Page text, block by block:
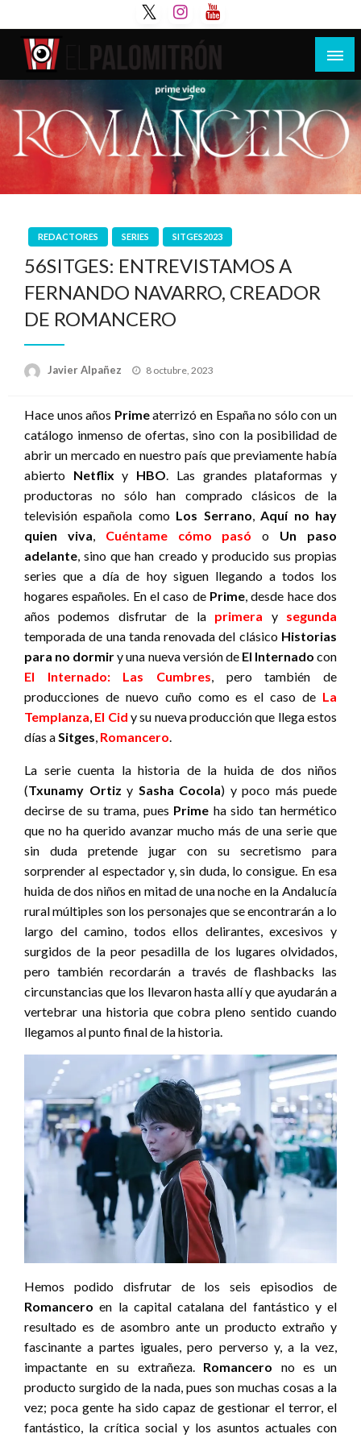
al
contenido
El Palomitrón
Tu espacio de la industria de cine española y
latinoamericana
REDACTORES SERIES SITGES2023
56SITGES: ENTREVISTAMOS A
FERNANDO NAVARRO, CREADOR
DE ROMANCERO
Javier Alpañez
Publicado
8 octubre, 2023
Hace unos años Primeaterrizó en España no sólo con un
catálogo inmenso de ofertas, sino con la posibilidad de
abrir un mercado en nuestro país que previamente había
abierto Netflix y HBO. Las grandes plataformas y
productoras no sólo han comprado clásicos de la
televisión española como Los Serrano,Aquí no hay
quien viva, Cuéntame cómo pasó o Un paso
adelante, sino que han creado y producido sus propias
series que a día de hoy siguen llegando a todos los
hogares españoles. En el caso de Prime, desde hace dos
años podemos disfrutar de la primera y segunda
temporada de una tanda renovada del clásico Historias
para no dormiry una nueva versión de El Internado con
El Internado: Las Cumbres, pero también de
producciones de nuevo cuño como es el caso de La
Templanza, El Cid y su nueva producción que llega estos
días aSitges, Romancero.
La serie cuenta la historia de la huida de dos niños
(Txunamy Ortiz y Sasha Cocola) y poco más puede
decirse de su trama, pues Prime ha sido tan hermético
que no ha querido avanzar mucho más de una serie que
sin duda pretende jugar con su secretismo para
sorprender al espectador y, sin duda, lo consigue. En esa
huida de dos niños en mitad de una noche en la Andalucía
rural múltiples son los personajes que se encontrarán a lo
largo del camino, todos ellos delirantes, excesivos y
surgidos de la peor pesadilla de los lugares olvidados,
pero también recordarán a través de flashbacks las
circunstancias que los llevaron hasta allí y que ayudarán a
vertebrar una historia que cobra pleno sentido cuando
llegamos al punto final de la historia.
Hemos podido disfrutar de los seis episodios de
Romancero en la capital catalana del fantástico y el
resultado es de asombro ante un producto extraño y
fascinante a partes iguales, pero perverso y, a la vez,
impactante en su extrañeza. Romancero no es un
producto surgido de la nada, pues son muchas cosas a la
vez; poca gente ha sido capaz de gestionar el terror, el
fantástico, la crítica social y los asuntos actuales con